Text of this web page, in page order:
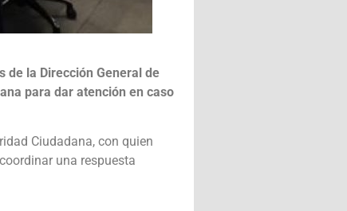
de la Dirección General de
para dar atención en caso
Ciudadana, con quien
una respuesta